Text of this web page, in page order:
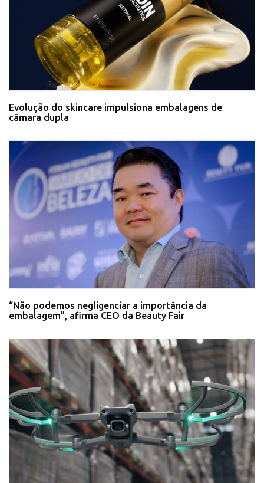
Evolução do skincare impulsiona embalagens de
câmara dupla
“Não podemos negligenciar a importância da
embalagem”, afirma CEO da Beauty Fair